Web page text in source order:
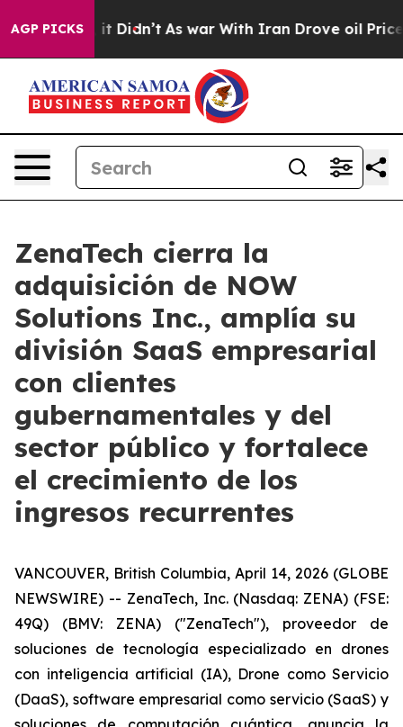
AGP PICKS
it Didn’t As war With Iran Drove oil Prices
ZenaTech cierra la
adquisición de NOW
Solutions Inc., amplía su
división SaaS empresarial
con clientes
gubernamentales y del
sector público y fortalece
el crecimiento de los
ingresos recurrentes
VANCOUVER, British Columbia, April 14, 2026 (GLOBE
NEWSWIRE) -- ZenaTech, Inc. (Nasdaq: ZENA) (FSE:
49Q) (BMV: ZENA) ("ZenaTech"), proveedor de
soluciones de tecnología especializado en drones
con inteligencia artificial (IA), Drone como Servicio
(DaaS), software empresarial como servicio (SaaS) y